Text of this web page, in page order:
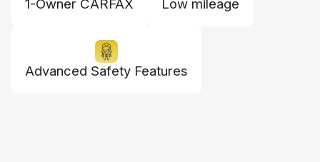
1-Owner CARFAX Low mileage
Advanced Safety Features